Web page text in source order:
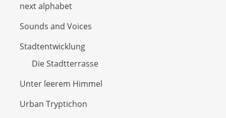
next alphabet
Sounds and Voices
Stadtentwicklung
Die Stadtterrasse
Unter leerem Himmel
Urban Tryptichon